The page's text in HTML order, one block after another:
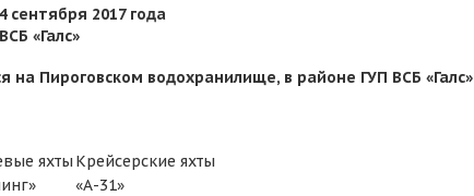
сентября 2017 года
«Галс»
на Пироговском водохранилище, в районе ГУП ВСБ «Галс»
яхты Крейсерские яхты
«А-31»